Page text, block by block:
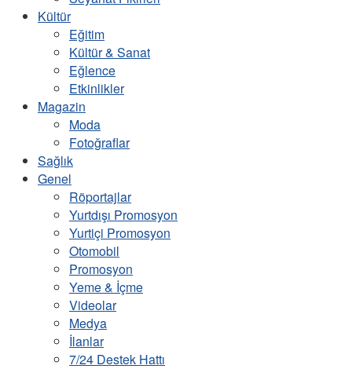
Kültür
Eğitim
Kültür & Sanat
Eğlence
Etkinlikler
Magazin
Moda
Fotoğraflar
Sağlık
Genel
Röportajlar
Yurtdışı Promosyon
Yurtiçi Promosyon
Otomobil
Promosyon
Yeme & İçme
Videolar
Medya
İlanlar
7/24 Destek Hattı